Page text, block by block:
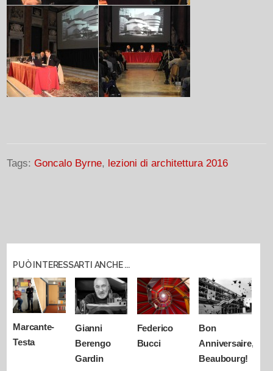
Tags: Goncalo Byrne, lezioni di architettura 2016
PUÒ INTERESSARTI ANCHE ...
Marcante-
Testa
Gianni
Berengo
Gardin
Federico
Bucci
Bon
Anniversaire,
Beaubourg!